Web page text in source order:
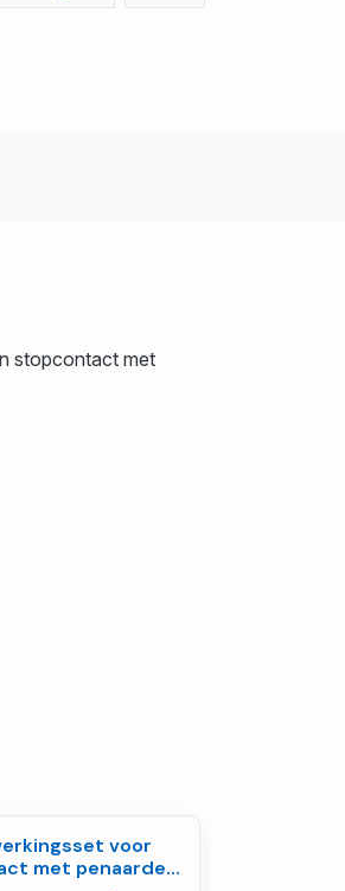
stopcontact met
voor
met penaarde